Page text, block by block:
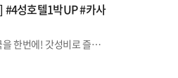
#4성호텔1박UP #카사
두바이 1DAY포함! 스페인, 포르투갈, 모로코까지 4국을 한번에! 갓성비로 즐기는 나의 인생 여행